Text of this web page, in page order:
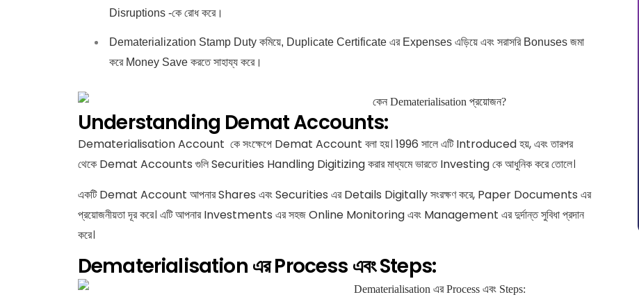
Disruptions -কে রোধ করে।
Dematerialization Stamp Duty ​​কমিয়ে, Duplicate Certificate এর Expenses এড়িয়ে এবং সরাসরি Bonuses জমা
করে Money Save করতে সাহায্য করে।
Understanding Demat Accounts:
Dematerialisation Account কে সংক্ষেপে Demat Account বলা হয়। 1996 সালে এটি Introduced হয়, এবং তারপর
থেকে Demat Accounts গুলি Securities Handling Digitizing করার মাধ্যমে ভারতে Investing কে আধুনিক করে তোলে।
একটি Demat Account আপনার Shares এবং Securities এর Details Digitally সংরক্ষণ করে, Paper Documents এর
প্রয়োজনীয়তা দূর করে। এটি আপনার Investments এর সহজ Online Monitoring এবং Management এর দুর্দান্ত সুবিধা প্রদান
করে।
Dematerialisation এর Process এবং Steps: